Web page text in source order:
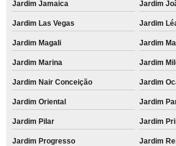
Jardim Jamaica Jardim
Jardim Las Vegas Jardim
Jardim Magali Jardim
Jardim Marina Jardim
Jardim Nair Conceição Jardim
Jardim Oriental Jardim
Jardim Pilar Jardim
Jardim Progresso Jardim